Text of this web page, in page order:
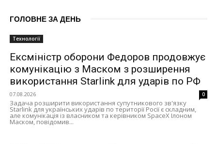
ГОЛОВНЕ ЗА ДЕНЬ
Технології
Ексміністр оборони Федоров продовжує
комунікацію з Маском з розширення
використання Starlink для ударів по РФ
07.08.2026 0
Задача розширити використання супутникового зв'язку
Starlink для українських ударів по території Росії є складним,
але комунікація із власником та керівником SpaceX Ілоном
Маском, повідомив...